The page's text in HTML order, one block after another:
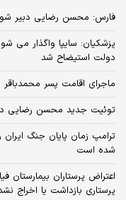
فارس: محسن رضایی دبیر
پزشکیان: سایپا واگذار می
دولت استیضاح شد
ماجرای اقامت پسر محمدباقر
توئیت جدید محسن رضایی
ترامپ زمان پایان جنگ
شده است
اعتراض پرستاران
پرستاری بازداشت یا اخراج